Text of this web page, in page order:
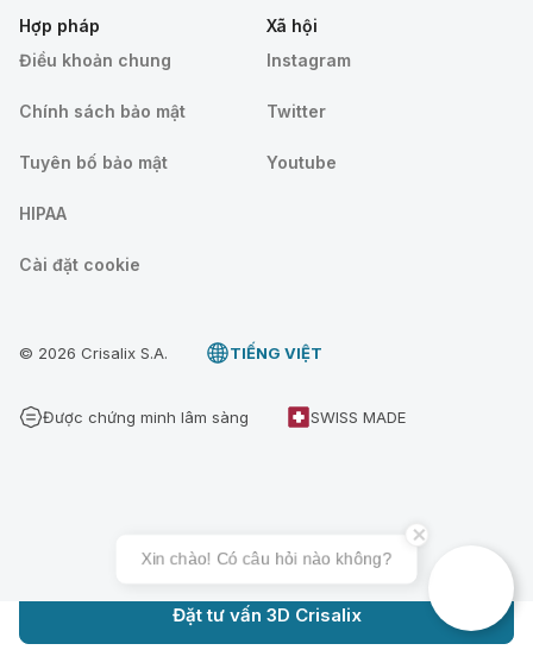
Đặt tư vấn 3D Crisalix
Hợp pháp
Điều khoản chung
Chính sách bảo mật
Tuyên bố bảo mật
HIPAA
Cài đặt cookie
Xã hội
Instagram
Twitter
Youtube
© 2026 Crisalix S.A. TIẾNG VIỆT
Được chứng minh lâm sàng SWISS MADE
Xin chào! Có câu hỏi nào không?